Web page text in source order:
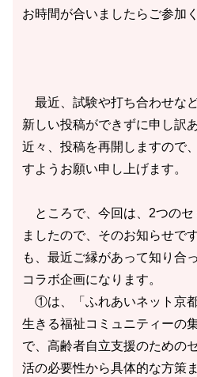
お時間が合いましたらご参加
最近、試験や打ち合わせな
新しい投稿ができずに申し訳
近々、投稿を再開しますので
すようお願い申し上げます。
ところで、今回は、2つのセ
ましたので、そのお知らせで
も、最近ご縁があって知り合
コラボ企画になります。
①は、「ふれあいネット京
生きる福祉コミュニティーの
で、高齢者自立支援のための
活の必要性から具体的な方策